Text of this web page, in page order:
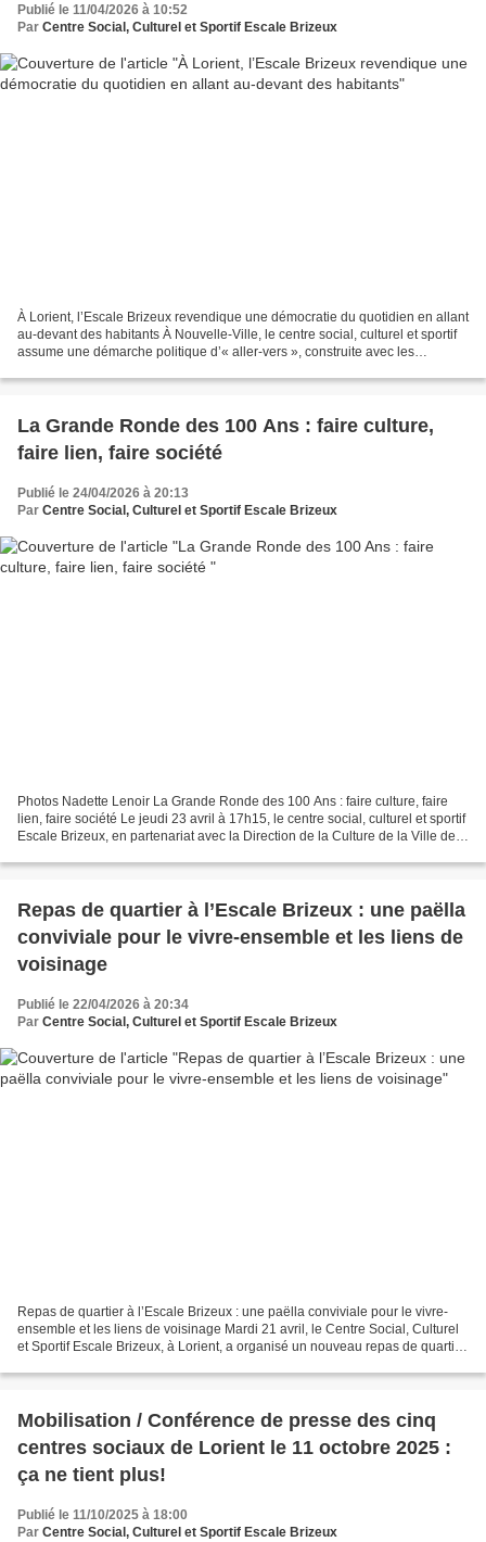
Publié le 11/04/2026 à 10:52
Par Centre Social, Culturel et Sportif Escale Brizeux
À Lorient, l’Escale Brizeux revendique une démocratie du quotidien en allant
au-devant des habitants À Nouvelle-Ville, le centre social, culturel et sportif
assume une démarche politique d’« aller-vers », construite avec les
La Grande Ronde des 100 Ans : faire culture,
faire lien, faire société
Publié le 24/04/2026 à 20:13
Par Centre Social, Culturel et Sportif Escale Brizeux
Photos Nadette Lenoir La Grande Ronde des 100 Ans : faire culture, faire
lien, faire société Le jeudi 23 avril à 17h15, le centre social, culturel et sportif
Escale Brizeux, en partenariat avec la Direction de la Culture de la Ville de
Repas de quartier à l’Escale Brizeux : une paëlla
conviviale pour le vivre-ensemble et les liens de
voisinage
Publié le 22/04/2026 à 20:34
Par Centre Social, Culturel et Sportif Escale Brizeux
Repas de quartier à l’Escale Brizeux : une paëlla conviviale pour le vivre-
ensemble et les liens de voisinage Mardi 21 avril, le Centre Social, Culturel
et Sportif Escale Brizeux, à Lorient, a organisé un nouveau repas de quartier
Mobilisation / Conférence de presse des cinq
centres sociaux de Lorient le 11 octobre 2025 :
ça ne tient plus!
Publié le 11/10/2025 à 18:00
Par Centre Social, Culturel et Sportif Escale Brizeux